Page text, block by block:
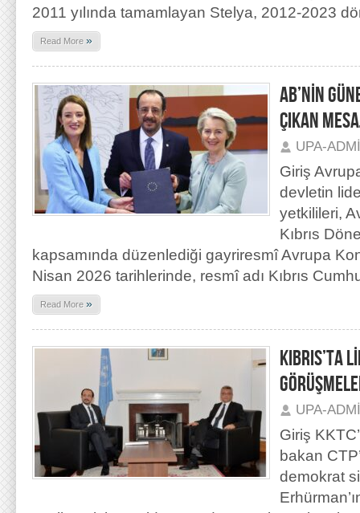
2011 yılında tamamlayan Stelya, 2012-2023
Read More »
AB’NİN
ÇIKAN
UPA-
Giriş
devletin
yetkilileri,
Kıbrıs
kapsamında düzenlediği gayriresmî Avrupa
Nisan 2026 tarihlerinde, resmî adı Kıbrıs
Read More »
KIBRIS’TA
UPA-
Giriş
bakan
demokrat